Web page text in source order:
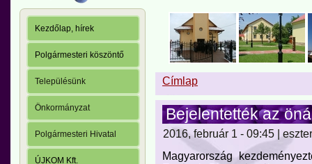
Kezdőlap, hírek
Polgármesteri köszöntő
Településünk
Önkormányzat
Polgármesteri Hivatal
ÚJKOM Kft.
Címlap
Bejelentették az
2016, február 1 - 09:45 | eszter
Magyarország